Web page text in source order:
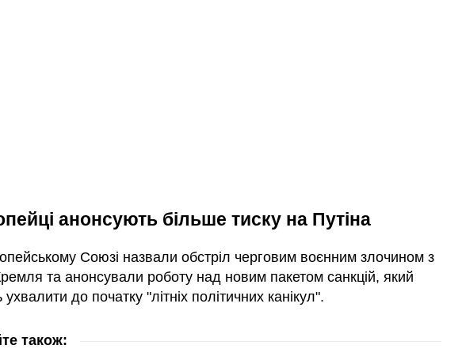
анонсують більше тиску на Путіна
Союзі назвали обстріл черговим воєнним злочином з
та анонсували роботу над новим пакетом санкцій, який
ухвалити до початку "літніх політичних канікул".
також: